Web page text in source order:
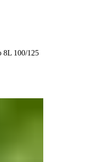
8L 100/125